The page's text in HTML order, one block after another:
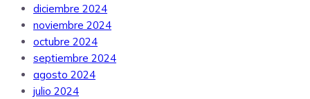
diciembre 2024
noviembre 2024
octubre 2024
septiembre 2024
agosto 2024
julio 2024